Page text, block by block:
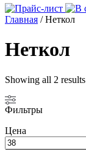
Главная / Неткол
Неткол
Showing all 2 results
Фильтры
Цена